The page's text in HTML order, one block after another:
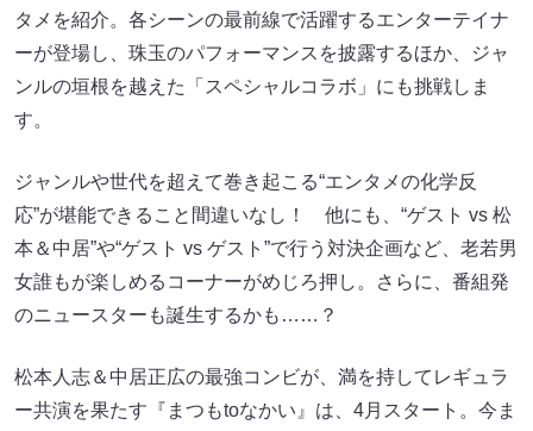
タメを紹介。各シーンの最前線で活躍するエンターテイナ
ーが登場し、珠玉のパフォーマンスを披露するほか、ジャ
ンルの垣根を越えた「スペシャルコラボ」にも挑戦しま
す。
ジャンルや世代を超えて巻き起こる“エンタメの化学反
応”が堪能できること間違いなし！ 他にも、“ゲスト vs 松
本＆中居”や“ゲスト vs ゲスト”で行う対決企画など、老若男
女誰もが楽しめるコーナーがめじろ押し。さらに、番組発
のニュースターも誕生するかも……？
松本人志＆中居正広の最強コンビが、満を持してレギュラ
ー共演を果たす『まつもtoなかい』は、4月スタート。今ま